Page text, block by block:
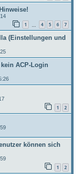
1 4 5 6 7
(Einstellungen und
ACP-Login
1 2
können sich
1 2